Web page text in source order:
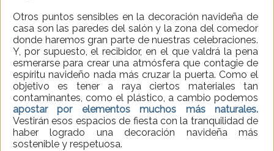
Otros puntos sensibles en la decoración navideña de
casa son las paredes del salón y la zona del comedor
donde haremos gran parte de nuestras celebraciones.
Y, por supuesto, el recibidor, en el que valdrá la pena
esmerarse para crear una atmósfera que contagie de
espíritu navideño nada más cruzar la puerta. Como el
objetivo es tener a raya ciertos materiales tan
contaminantes, como el plástico, a cambio podemos
apostar por elementos muchos más naturales.
Vestirán esos espacios de fiesta con la tranquilidad de
haber logrado una decoración navideña más
sostenible y respetuosa.